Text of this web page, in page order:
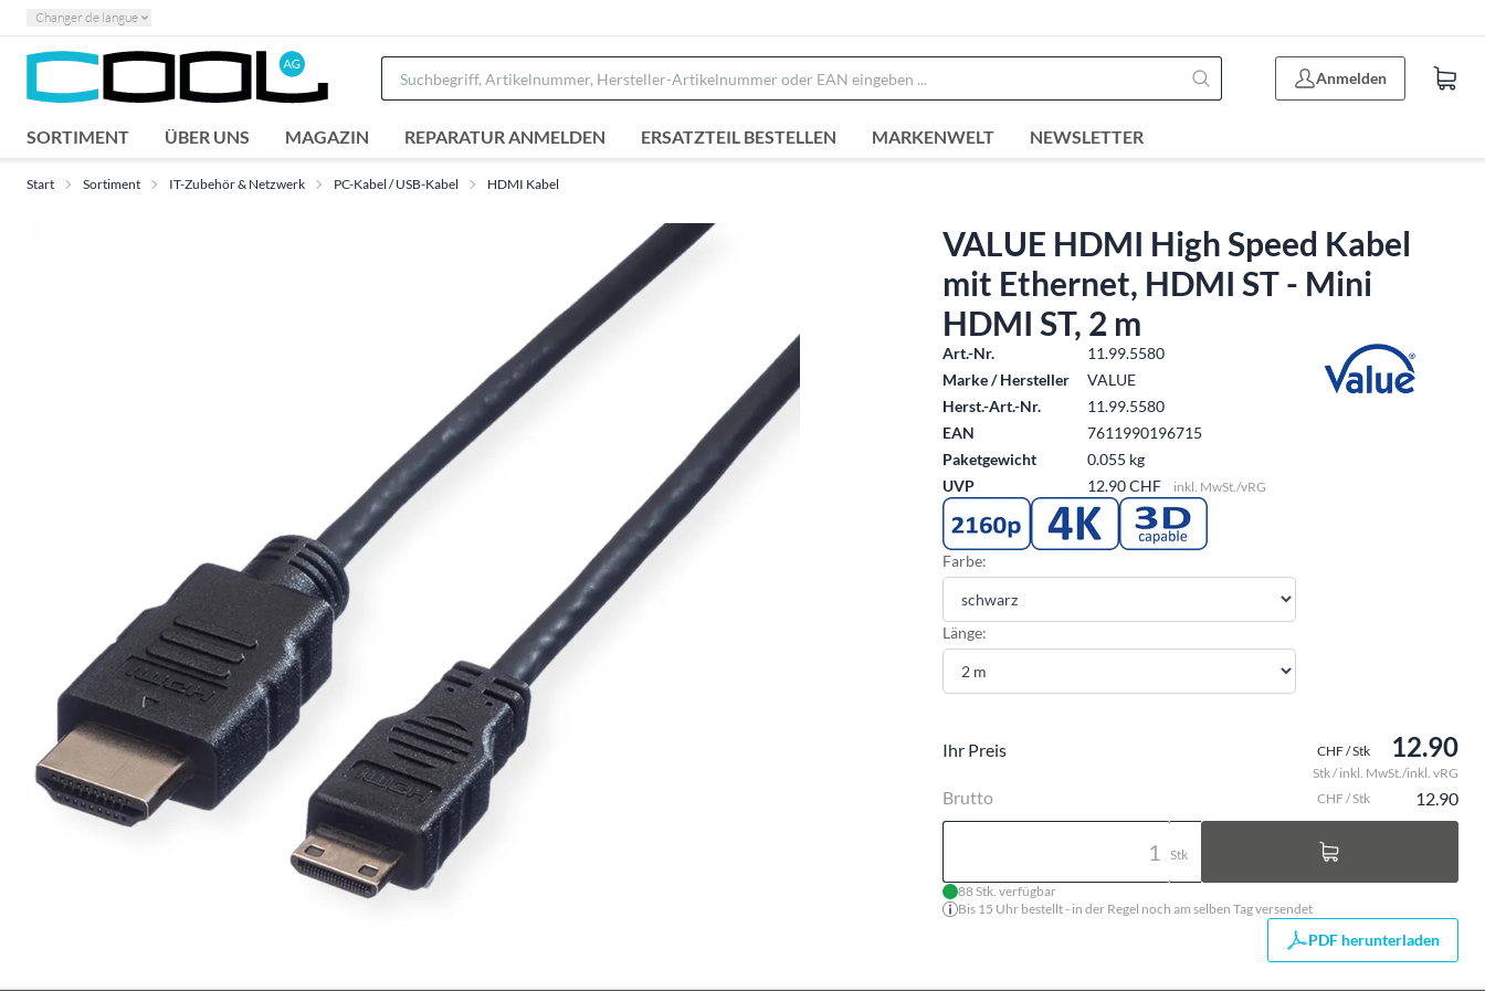
Changer de langue
Anmelden
SORTIMENT ÜBER UNS MAGAZIN REPARATUR ANMELDEN ERSATZTEIL BESTELLEN MARKENWELT NEWSLETTER
Start Sortiment IT-Zubehör & Netzwerk PC-Kabel / USB-Kabel HDMI Kabel
VALUE HDMI High Speed Kabel
mit Ethernet, HDMI ST - Mini
HDMI ST, 2 m
Art.-Nr.
11.99.5580
Marke / Hersteller
VALUE
Herst.-Art.-Nr.
11.99.5580
EAN
7611990196715
Paketgewicht
0.055 kg
UVP
12.90 CHF inkl. MwSt./vRG
Farbe:
Länge:
Ihr Preis CHF / Stk 12.90
Stk / inkl. MwSt./inkl. vRG
Brutto CHF / Stk 12.90
Stk
88 Stk. verfügbar
Bis 15 Uhr bestellt - in der Regel noch am selben Tag versendet
PDF herunterladen